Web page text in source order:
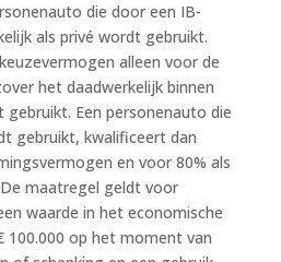
die door een IB-
als privé wordt gebruikt.
alleen voor de
het daadwerkelijk binnen
Een personenauto die
gebruikt, kwalificeert dan
en voor 80% als
maatregel geldt voor
waarde in het economische
100.000 op het moment van